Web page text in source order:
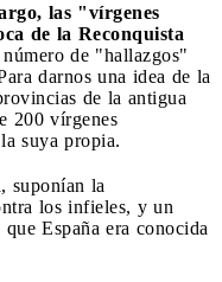
las "vírgenes
de la Reconquista
de "hallazgos"
darnos una idea de la
de la antigua
200 vírgenes
suya propia.
suponían la
los infieles, y un
España era conocida